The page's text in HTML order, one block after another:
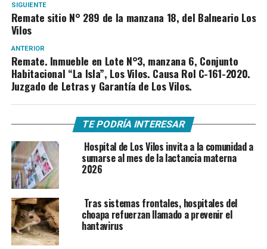
SIGUIENTE
Remate sitio N° 289 de la manzana 18, del Balneario Los
Vilos
ANTERIOR
Remate. Inmueble en Lote N°3, manzana 6, Conjunto
Habitacional “La Isla”, Los Vilos. Causa Rol C-161-2020.
Juzgado de Letras y Garantía de Los Vilos.
TE PODRÍA INTERESAR
Hospital de Los Vilos invita a la comunidad a
sumarse al mes de la lactancia materna
2026
Tras sistemas frontales, hospitales del
choapa refuerzan llamado a prevenir el
hantavirus